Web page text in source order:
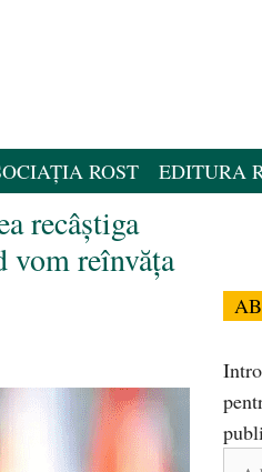
ROST EDITURA
recâștiga
vom reînvăța